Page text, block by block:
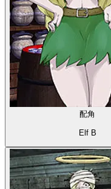
配角
Elf B